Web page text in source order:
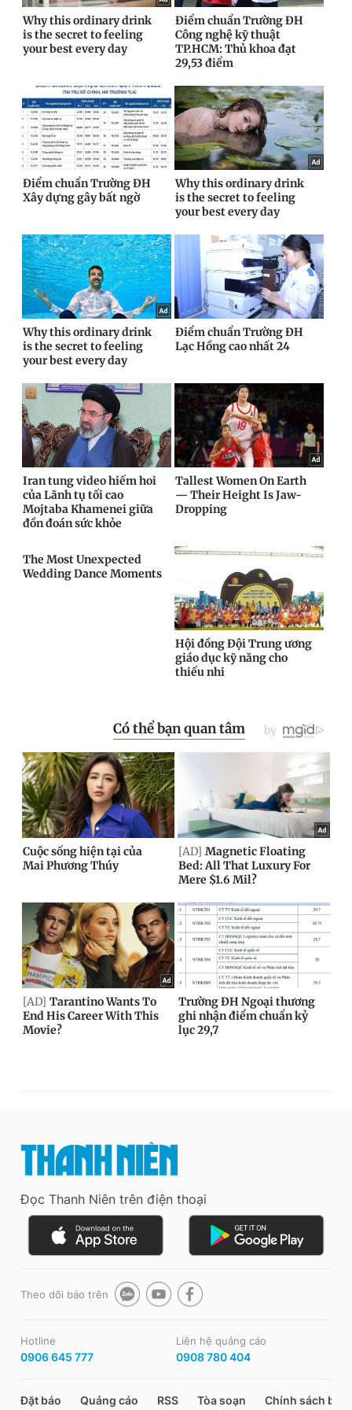
Đọc Thanh Niên trên điện thoại
Theo dõi báo trên
Hotline
0906 645 777
Liên hệ quảng cáo
0908 780 404
Đặt báo Quảng cáo RSS Tòa soạn Chính sách bảo